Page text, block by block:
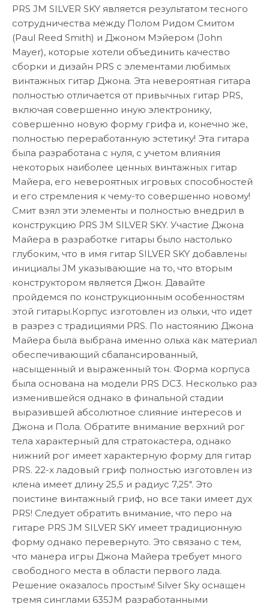
PRS JM SILVER SKY является результатом тесного
сотрудничества между Полом Ридом Смитом
(Paul Reed Smith) и Джоном Мэйером (John
Mayer), которые хотели объединить качество
сборки и дизайн PRS с элементами любимых
винтажных гитар Джона. Эта невероятная гитара
полностью отличается от привычных гитар PRS,
включая совершенно иную электронику,
совершенно новую форму грифа и, конечно же,
полностью переработанную эстетику! Эта гитара
была разработана с нуля, с учетом влияния
некоторых наиболее ценных винтажных гитар
Майера, его невероятных игровых способностей
и его стремления к чему-то совершенно новому!
Смит взял эти элементы и полностью внедрил в
конструкцию PRS JM SILVER SKY. Участие Джона
Майера в разработке гитары было настолько
глубоким, что в имя гитар SILVER SKY добавлены
инициалы JM указывающие на то, что вторым
конструктором является Джон. Давайте
пройдемся по конструкционным особенностям
этой гитары.Корпус изготовлен из ольхи, что идет
в разрез с традициями PRS. По настоянию Джона
Майера была выбрана именно ольха как материал
обеспечивающий сбалансированный,
насыщенный и выраженный тон. Форма корпуса
была основана на модели PRS DC3. Несколько раз
изменившейся однако в финальной стадии
выразившей абсолютное слияние интересов и
Джона и Пола. Обратите внимание верхний рог
тела характерный для стратокастера, однако
нижний рог имеет характерную форму для гитар
PRS. 22-х ладовый гриф полностью изготовлен из
клена имеет длину 25,5 и радиус 7,25". Это
поистине винтажный гриф, но все таки имеет дух
PRS! Следует обратить внимание, что перо на
гитаре PRS JM SILVER SKY имеет традиционную
форму однако перевернуто. Это связано с тем,
что манера игры Джона Майера требует много
свободного места в области первого лада.
Решение оказалось простым! Silver Sky оснащен
тремя синглами 635JM разработанными